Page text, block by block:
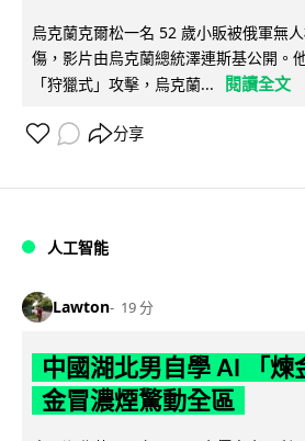
烏克蘭克爾松一名 52 歲小販被俄軍無
傷，影片由烏克蘭總統澤連斯基公開。
「狩獵式」攻擊，烏克蘭...
閱讀全文
分享
人工智能
Lawton 19 分
中國湖北男自學 AI 「煉
金冒濃煙驚動全區